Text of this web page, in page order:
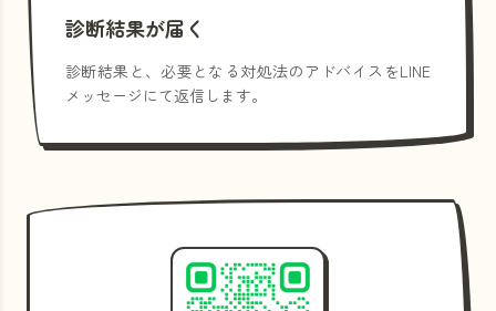
診断結果が届く
診断結果と、必要となる対処法のアドバイスをLINE
メッセージにて返信します。